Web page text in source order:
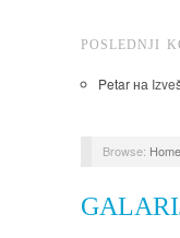
POSLEDNJI
Petarна
Browse: Home